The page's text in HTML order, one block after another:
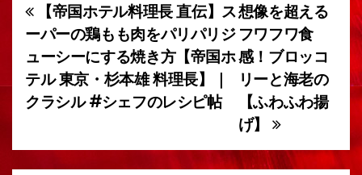
投
稿
ナ
ビ
ゲ
想像を超える
フワフワ食
感！ブロッコ
リーと海老の
【ふわふわ揚
げ】
【帝国ホテル料理長 直伝】ス
ーパーの鶏もも肉をパリパリジ
ューシーにする焼き方【帝国ホ
テル 東京・杉本雄 料理長】｜
クラシル #シェフのレシピ帖